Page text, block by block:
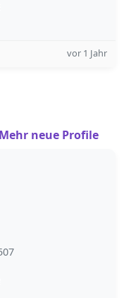
vor 1 Jahr
Mehr neue Profile